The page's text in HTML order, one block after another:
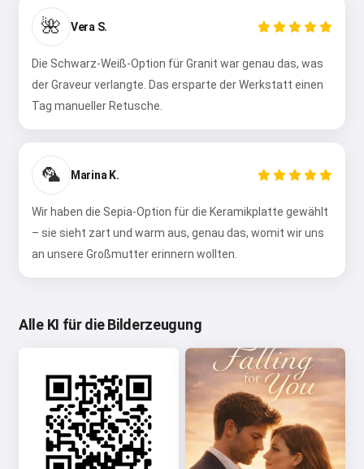
🌺 Vera S.
Die Schwarz-Weiß-Option für Granit war genau das, was
der Graveur verlangte. Das ersparte der Werkstatt einen
Tag manueller Retusche.
🦜 Marina K.
Wir haben die Sepia-Option für die Keramikplatte gewählt
– sie sieht zart und warm aus, genau das, womit wir uns
an unsere Großmutter erinnern wollten.
Alle KI für die Bilderzeugung